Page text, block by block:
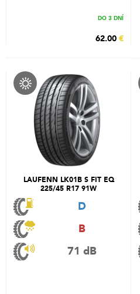
DO 3 DNÍ
62.00 €
LAUFENN LK01B S FIT EQ
225/45 R17 91W
D
B
71 dB